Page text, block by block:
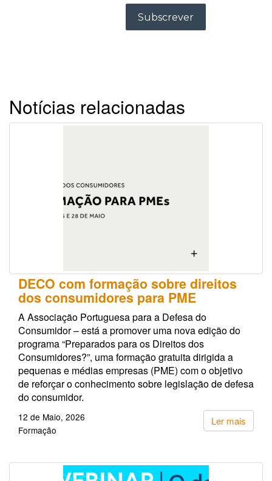
Notícias relacionadas
DECO com formação sobre direitos
dos consumidores para PME
A Associação Portuguesa para a Defesa do
Consumidor – está a promover uma nova edição do
programa “Preparados para os Direitos dos
Consumidores?”, uma formação gratuita dirigida a
pequenas e médias empresas (PME) com o objetivo
de reforçar o conhecimento sobre legislação de defesa
do consumidor.
Ler mais
12 de Maio, 2026
Formação